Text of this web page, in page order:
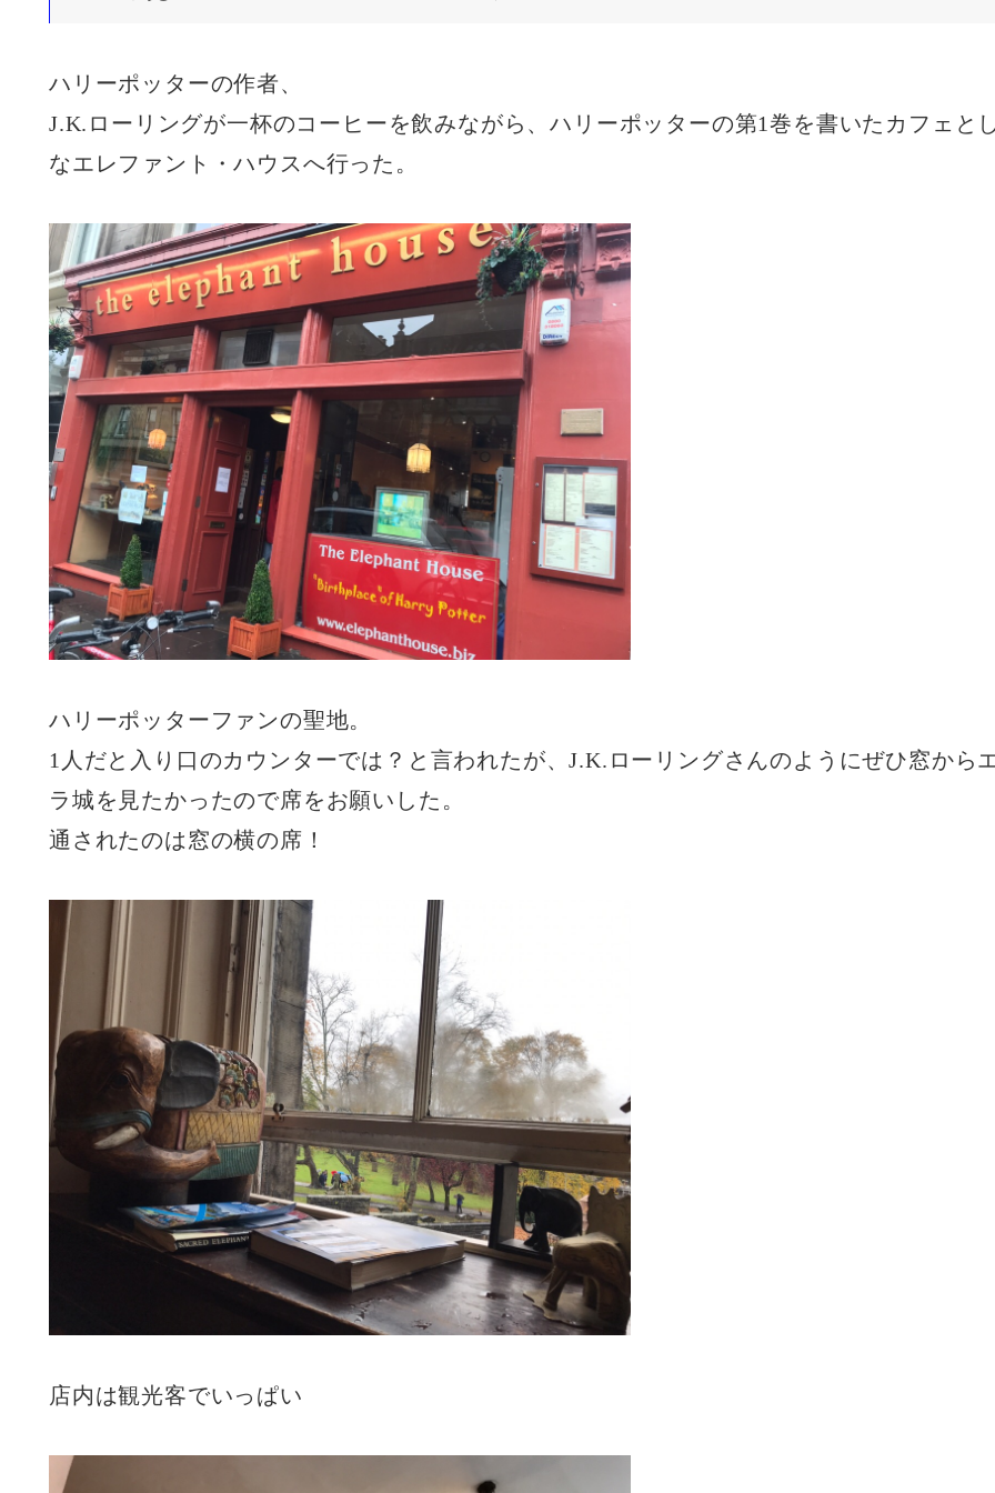
ハリーポッターの作者、
J.K.ローリングが一杯のコーヒーを飲みながら、ハリーポッターの第1巻を書いたカフェと
なエレファント・ハウスへ行った。
ハリーポッターファンの聖地。
1人だと入り口のカウンターでは？と言われたが、J.K.ローリングさんのようにぜひ窓から
ラ城を見たかったので席をお願いした。
通されたのは窓の横の席！
店内は観光客でいっぱい